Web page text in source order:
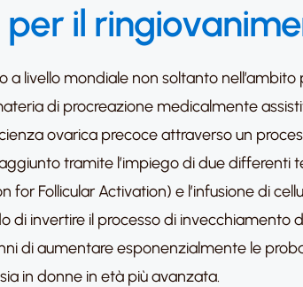
per il
livello mondiale non soltanto
di procreazione medicalmente
ovarica precoce attraverso un
tramite l’impiego di due
Follicular Activation) e l’infusione di
invertire il processo di invecchiamento
di aumentare esponenzialmente le
in donne in età più avanzata.